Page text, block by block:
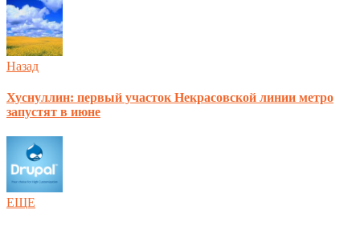
Назад
Хуснуллин: первый участок Некрасовской линии метро
запустят в июне
ЕЩЕ